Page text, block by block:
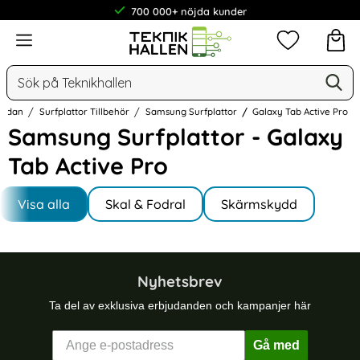
700 000+ nöjda kunder
Meny
Sök
Mina
Surfplattor Tillbehör Samsung Surfplattor Galaxy Tab Active Pro
Samsung Surfplattor - Galaxy
Tab Active Pro
Hoppa
produkter
Underkategorier
Visa alla
I Galaxy Tab Active Pro
Skal & Fodral Skärmskydd
Nyhetsbrev
Ta del av exklusiva erbjudanden och kampanjer här
Gå med